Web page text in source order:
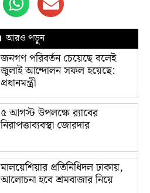
আরও পড়ুন
জনগণ পরিবর্তন চেয়েছে বলেই
জুলাই আন্দোলন সফল হয়েছে:
প্রধানমন্ত্রী
৫ আগস্ট উপলক্ষে র‌্যাবের
নিরাপত্তাব্যবস্থা জোরদার
মালয়েশিয়ার প্রতিনিধিদল ঢাকায়,
আলোচনা হবে শ্রমবাজার নিয়ে